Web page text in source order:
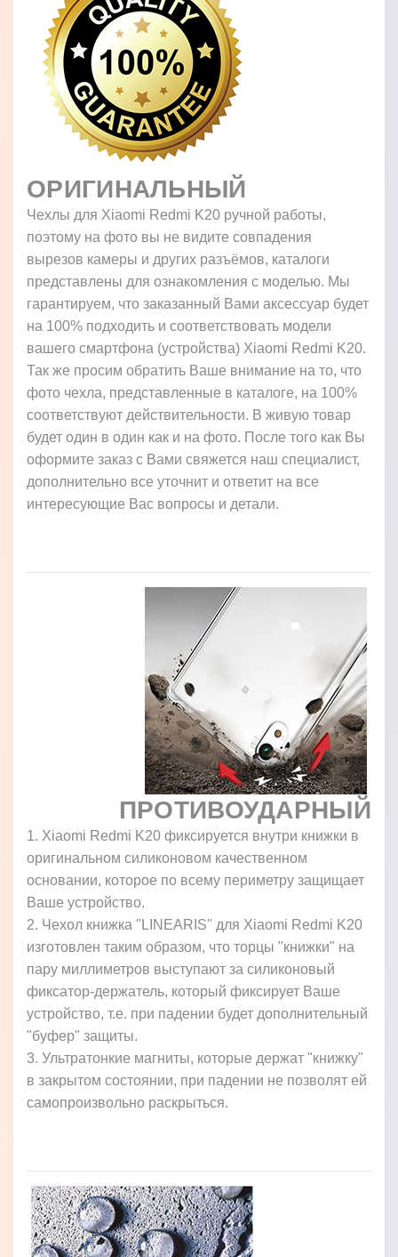
ОРИГИНАЛЬНЫЙ
Чехлы для Xiaomi Redmi K20 ручной работы,
поэтому на фото вы не видите совпадения
вырезов камеры и других разъёмов, каталоги
представлены для ознакомления с моделью. Мы
гарантируем, что заказанный Вами аксессуар будет
на 100% подходить и соответствовать модели
вашего смартфона (устройства) Xiaomi Redmi K20.
Так же просим обратить Ваше внимание на то, что
фото чехла, представленные в каталоге, на 100%
соответствуют действительности. В живую товар
будет один в один как и на фото. После того как Вы
оформите заказ с Вами свяжется наш специалист,
дополнительно все уточнит и ответит на все
интересующие Вас вопросы и детали.
ПРОТИВОУДАРНЫЙ
1. Xiaomi Redmi K20 фиксируется внутри книжки в
оригинальном силиконовом качественном
основании, которое по всему периметру защищает
Ваше устройство.
2. Чехол книжка "LINEARIS" для Xiaomi Redmi K20
изготовлен таким образом, что торцы "книжки" на
пару миллиметров выступают за силиконовый
фиксатор-держатель, который фиксирует Ваше
устройство, т.е. при падении будет дополнительный
"буфер" защиты.
3. Ультратонкие магниты, которые держат "книжку"
в закрытом состоянии, при падении не позволят ей
самопроизвольно раскрыться.